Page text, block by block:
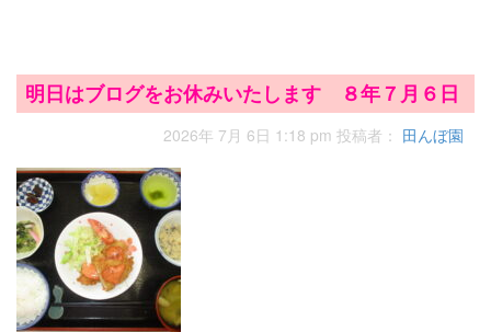
明日はブログをお休みいたします ８年７月６日
2026年 7月 6日 1:18 pm 投稿者： 田んぼ園